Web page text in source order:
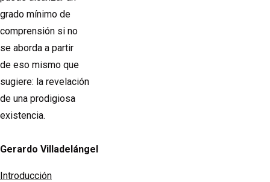
grado mínimo de
comprensión si no
se aborda a partir
de eso mismo que
sugiere: la revelación
de una prodigiosa
existencia.
Gerardo Villadelángel
Introducción